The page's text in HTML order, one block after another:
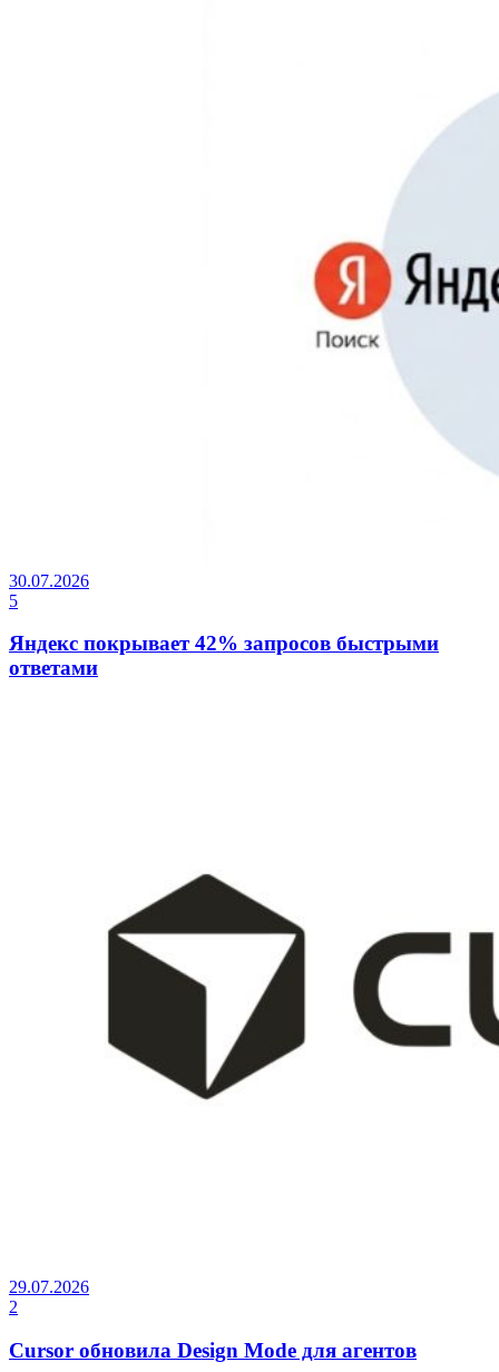
30.07.2026
5
Яндекс покрывает 42% запросов быстрыми
ответами
29.07.2026
2
Cursor обновила Design Mode для агентов